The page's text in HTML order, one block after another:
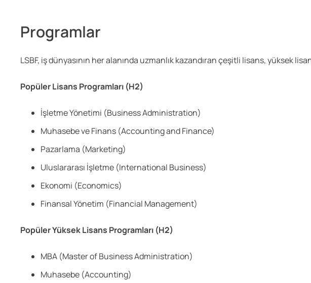
Programlar
LSBF, iş dünyasının her alanında uzmanlık kazandıran çeşitli lisans, yüksek
Popüler Lisans Programları (H2)
İşletme Yönetimi (Business Administration)
Muhasebe ve Finans (Accounting and Finance)
Pazarlama (Marketing)
Uluslararası İşletme (International Business)
Ekonomi (Economics)
Finansal Yönetim (Financial Management)
Popüler Yüksek Lisans Programları (H2)
MBA (Master of Business Administration)
Muhasebe (Accounting)